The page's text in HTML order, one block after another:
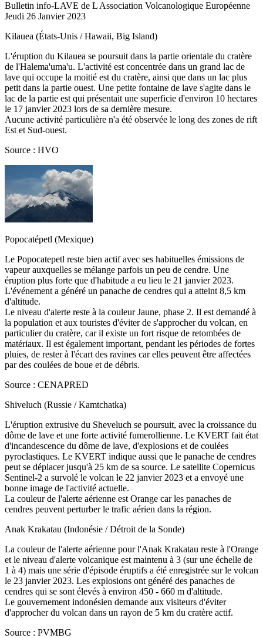
Bulletin info-LAVE de L Association Volcanologique Européenne
Jeudi 26 Janvier 2023
Kilauea (États-Unis / Hawaii, Big Island)
L'éruption du Kilauea se poursuit dans la partie orientale du cratère
de l'Halema'uma'u. L'activité est concentrée dans un grand lac de
lave qui occupe la moitié est du cratère, ainsi que dans un lac plus
petit dans la partie ouest. Une petite fontaine de lave s'agite dans le
lac de la partie est qui présentait une superficie d'environ 10 hectares
le 17 janvier 2023 lors de sa dernière mesure.
Aucune activité particulière n'a été observée le long des zones de rift
Est et Sud-ouest.
Source : HVO
Popocatépetl (Mexique)
Le Popocatepetl reste bien actif avec ses habituelles émissions de
vapeur auxquelles se mélange parfois un peu de cendre. Une
éruption plus forte que d'habitude a eu lieu le 21 janvier 2023.
L'événement a généré un panache de cendres qui a atteint 8,5 km
d'altitude.
Le niveau d'alerte reste à la couleur Jaune, phase 2. Il est demandé à
la population et aux touristes d'éviter de s'approcher du volcan, en
particulier du cratère, car il existe un fort risque de retombées de
matériaux. Il est également important, pendant les périodes de fortes
pluies, de rester à l'écart des ravines car elles peuvent être affectées
par des coulées de boue et de débris.
Source : CENAPRED
Shiveluch (Russie / Kamtchatka)
L'éruption extrusive du Sheveluch se poursuit, avec la croissance du
dôme de lave et une forte activité fumerollienne. Le KVERT fait état
d'incandescence du dôme de lave, d'explosions et de coulées
pyroclastiques. Le KVERT indique aussi que le panache de cendres
peut se déplacer jusqu'à 25 km de sa source. Le satellite Copernicus
Sentinel-2 a survolé le volcan le 22 janvier 2023 et a envoyé une
bonne image de l'activité actuelle.
La couleur de l'alerte aérienne est Orange car les panaches de
cendres peuvent perturber le trafic aérien dans la région.
Anak Krakatau (Indonésie / Détroit de la Sonde)
La couleur de l'alerte aérienne pour l'Anak Krakatau reste à l'Orange
et le niveau d'alerte volcanique est maintenu à 3 (sur une échelle de
1 à 4) mais une série d'épisode éruptifs a été enregistrée sur le volcan
le 23 janvier 2023. Les explosions ont généré des panaches de
cendres qui se sont élevés à environ 450 - 660 m d'altitude.
Le gouvernement indonésien demande aux visiteurs d'éviter
d'approcher du volcan dans un rayon de 5 km du cratère actif.
Source : PVMBG